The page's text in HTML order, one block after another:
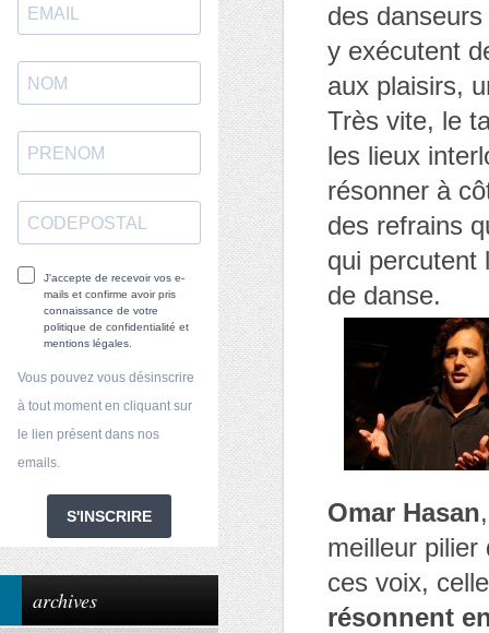
J'accepte de recevoir vos e-
mails et confirme avoir pris
connaissance de votre
politique de confidentialité et
mentions légales.
Vous pouvez vous désinscrire
à tout moment en cliquant sur
le lien présent dans nos
emails.
S'INSCRIRE
archives
des
y exécutent
aux plaisirs,
Très vite, le
les lieux
résonner à
des refrains
qui percutent
de danse.
Omar Hasan
meilleur pilier
ces voix,
résonnent